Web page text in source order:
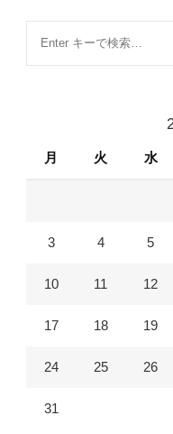
月 火 水
3 4 5
10 11 12
17 18 19
24 25 26
31